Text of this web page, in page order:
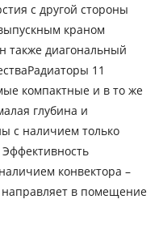
с другой стороны
краном
также диагональный
11
компактные и в то же
глубина и
с наличием только
конвектора –
направляет в помещение